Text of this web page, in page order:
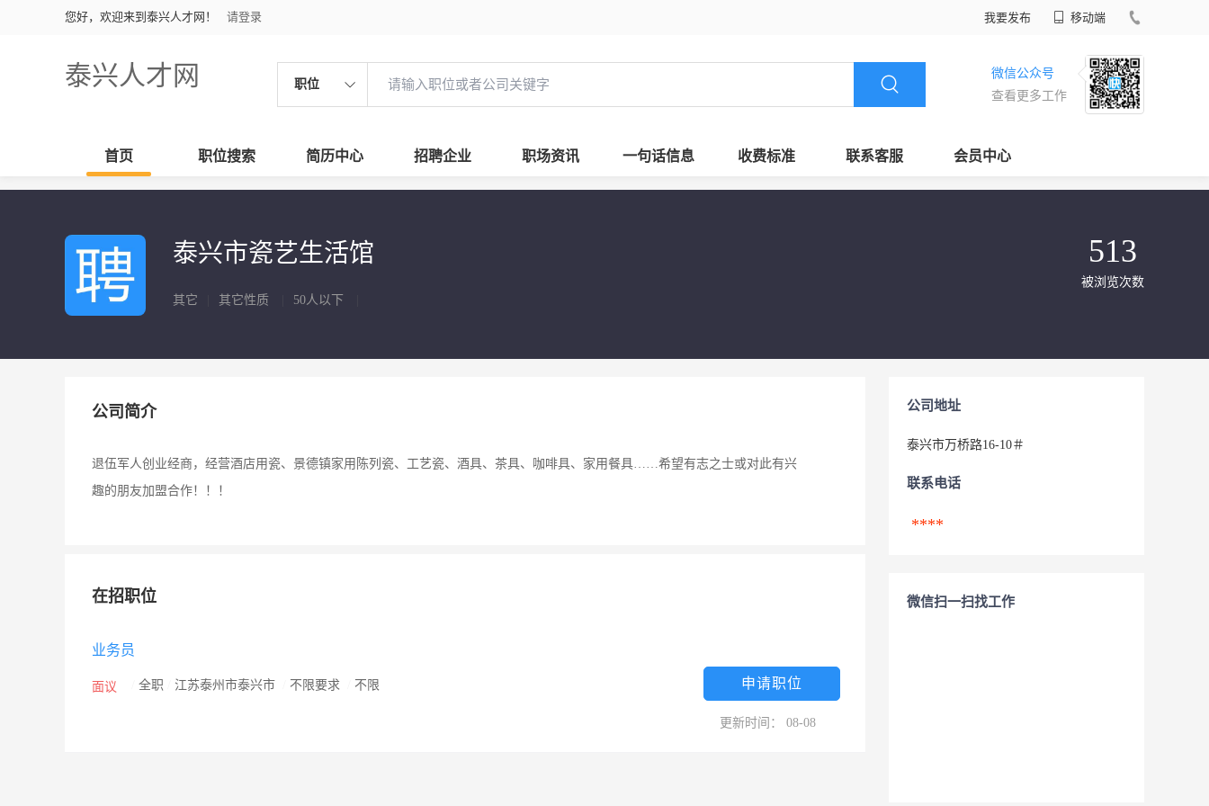
您好，欢迎来到泰兴人才网！ 请登录 我要发布 移动端
泰兴人才网 职位
微信公众号
查看更多工作
首页 职位搜索 简历中心 招聘企业 职场资讯 一句话信息 收费标准 联系客服 会员中心
泰兴市瓷艺生活馆
其它 其它性质 50人以下
513
被浏览次数
公司简介
退伍军人创业经商，经营酒店用瓷、景德镇家用陈列瓷、工艺瓷、酒具、茶具、咖啡具、家用餐具……希望有志之士或对此有兴
趣的朋友加盟合作！！！
在招职位
业务员
面议 全职 江苏泰州市泰兴市 不限要求 不限 申请职位
更新时间： 08-08
公司地址
泰兴市万桥路16-10＃
联系电话
****
微信扫一扫找工作